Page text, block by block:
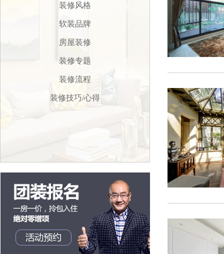
装修风格
软装品牌
房屋装修
装修专题
装修流程
装修技巧/心得